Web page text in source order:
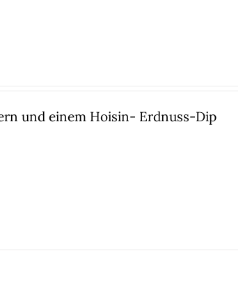
und einem Hoisin- Erdnuss-Dip